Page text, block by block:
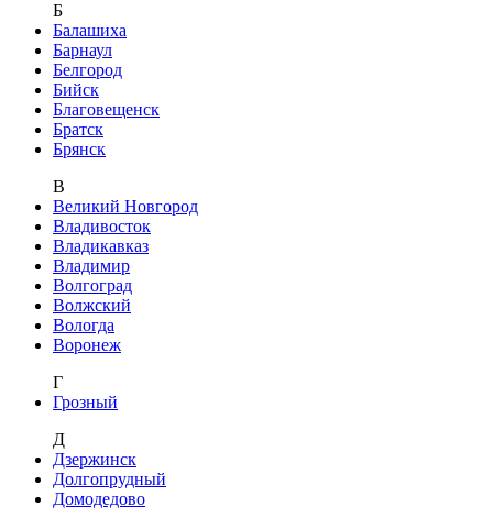
Б
Балашиха
Барнаул
Белгород
Бийск
Благовещенск
Братск
Брянск
В
Великий Новгород
Владивосток
Владикавказ
Владимир
Волгоград
Волжский
Вологда
Воронеж
Г
Грозный
Д
Дзержинск
Долгопрудный
Домодедово